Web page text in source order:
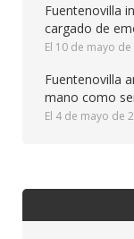
Fuentenovilla
cargado de
10 de mayo de
Fuentenovilla
mano como
4 de mayo de